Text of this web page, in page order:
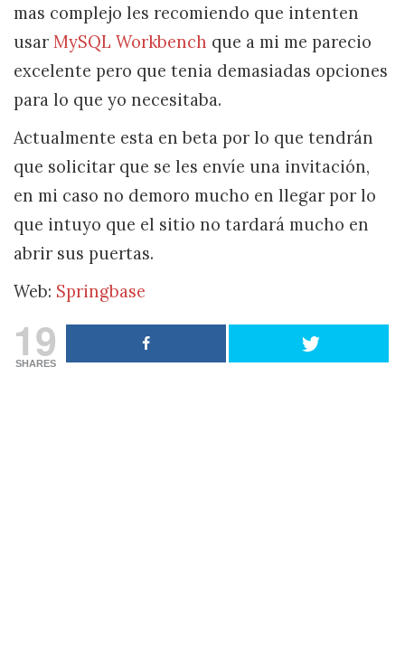
mas complejo les recomiendo que intenten
usar MySQL Workbench que a mi me parecio
excelente pero que tenia demasiadas opciones
para lo que yo necesitaba.
Actualmente esta en beta por lo que tendrán
que solicitar que se les envíe una invitación,
en mi caso no demoro mucho en llegar por lo
que intuyo que el sitio no tardará mucho en
abrir sus puertas.
Web: Springbase
19
SHARES